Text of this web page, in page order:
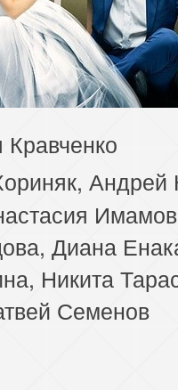
Диана
Никита
Семенов